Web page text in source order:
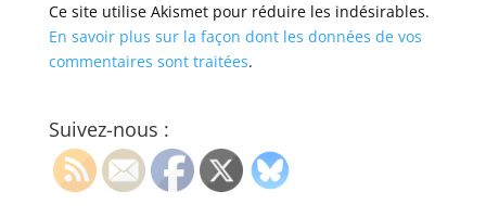
Ce site utilise Akismet pour réduire les indésirables.
En savoir plus sur la façon dont les données de vos
commentaires sont traitées.
Suivez-nous :